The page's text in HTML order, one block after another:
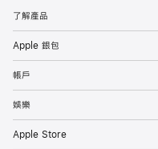
了解產品
Apple 銀包
帳戶
娛樂
Apple Store